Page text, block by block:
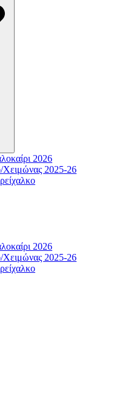
2026
Χειμώνας 2025-26
2026
Χειμώνας 2025-26